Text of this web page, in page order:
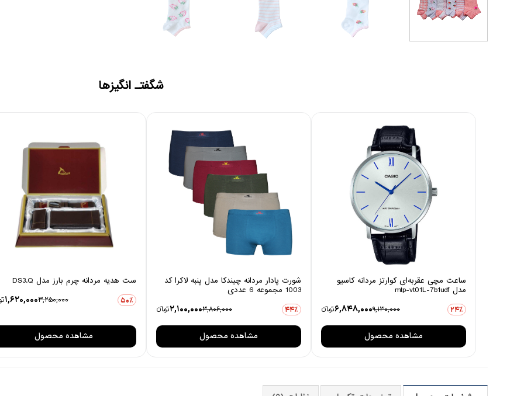
شگفتـ انگیزها
ساعت مچی عقربه‌ای کوارتز مردانه کاسیو
مدل mtp-vt01L-7b1udf
24٪ 9,130,000
6,848,000تومانءء
مشاهده محصول
شورت پادار مردانه چیندکا مدل پنبه لاکرا کد
1003 مجموعه 6 عددی
44٪ 3,806,000
2,100,000تومانءء
مشاهده محصول
ست هدیه مردانه چرم بارز مدل DS3.Q
50٪ 3,250,000
1,620,000
مشاهده محصول